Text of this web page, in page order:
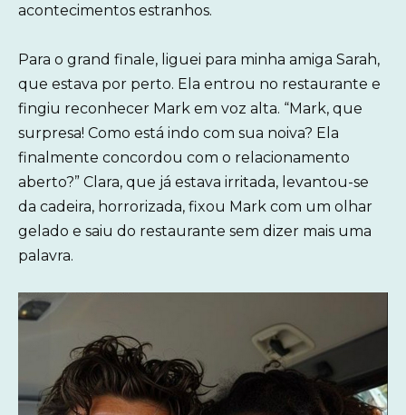
acontecimentos estranhos.
Para o grand finale, liguei para minha amiga Sarah,
que estava por perto. Ela entrou no restaurante e
fingiu reconhecer Mark em voz alta. “Mark, que
surpresa! Como está indo com sua noiva? Ela
finalmente concordou com o relacionamento
aberto?” Clara, que já estava irritada, levantou-se
da cadeira, horrorizada, fixou Mark com um olhar
gelado e saiu do restaurante sem dizer mais uma
palavra.